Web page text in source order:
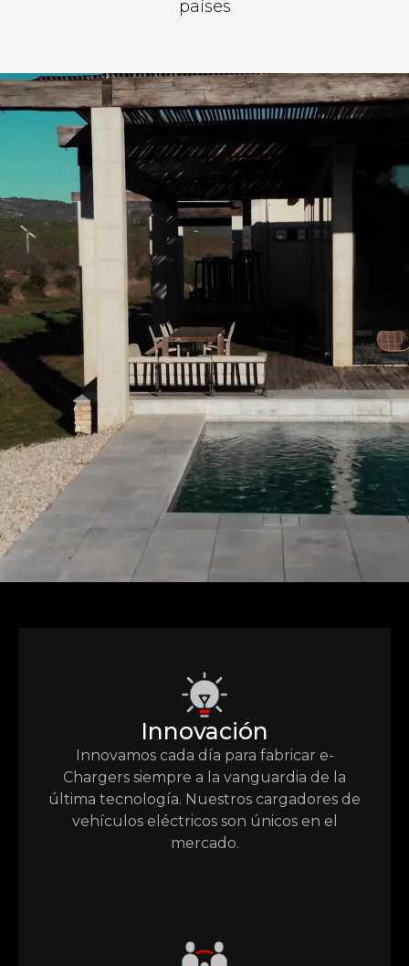
países
Innovación
Innovamos cada día para fabricar e-
Chargers siempre a la vanguardia de la
última tecnología. Nuestros cargadores de
vehículos eléctricos son únicos en el
mercado.